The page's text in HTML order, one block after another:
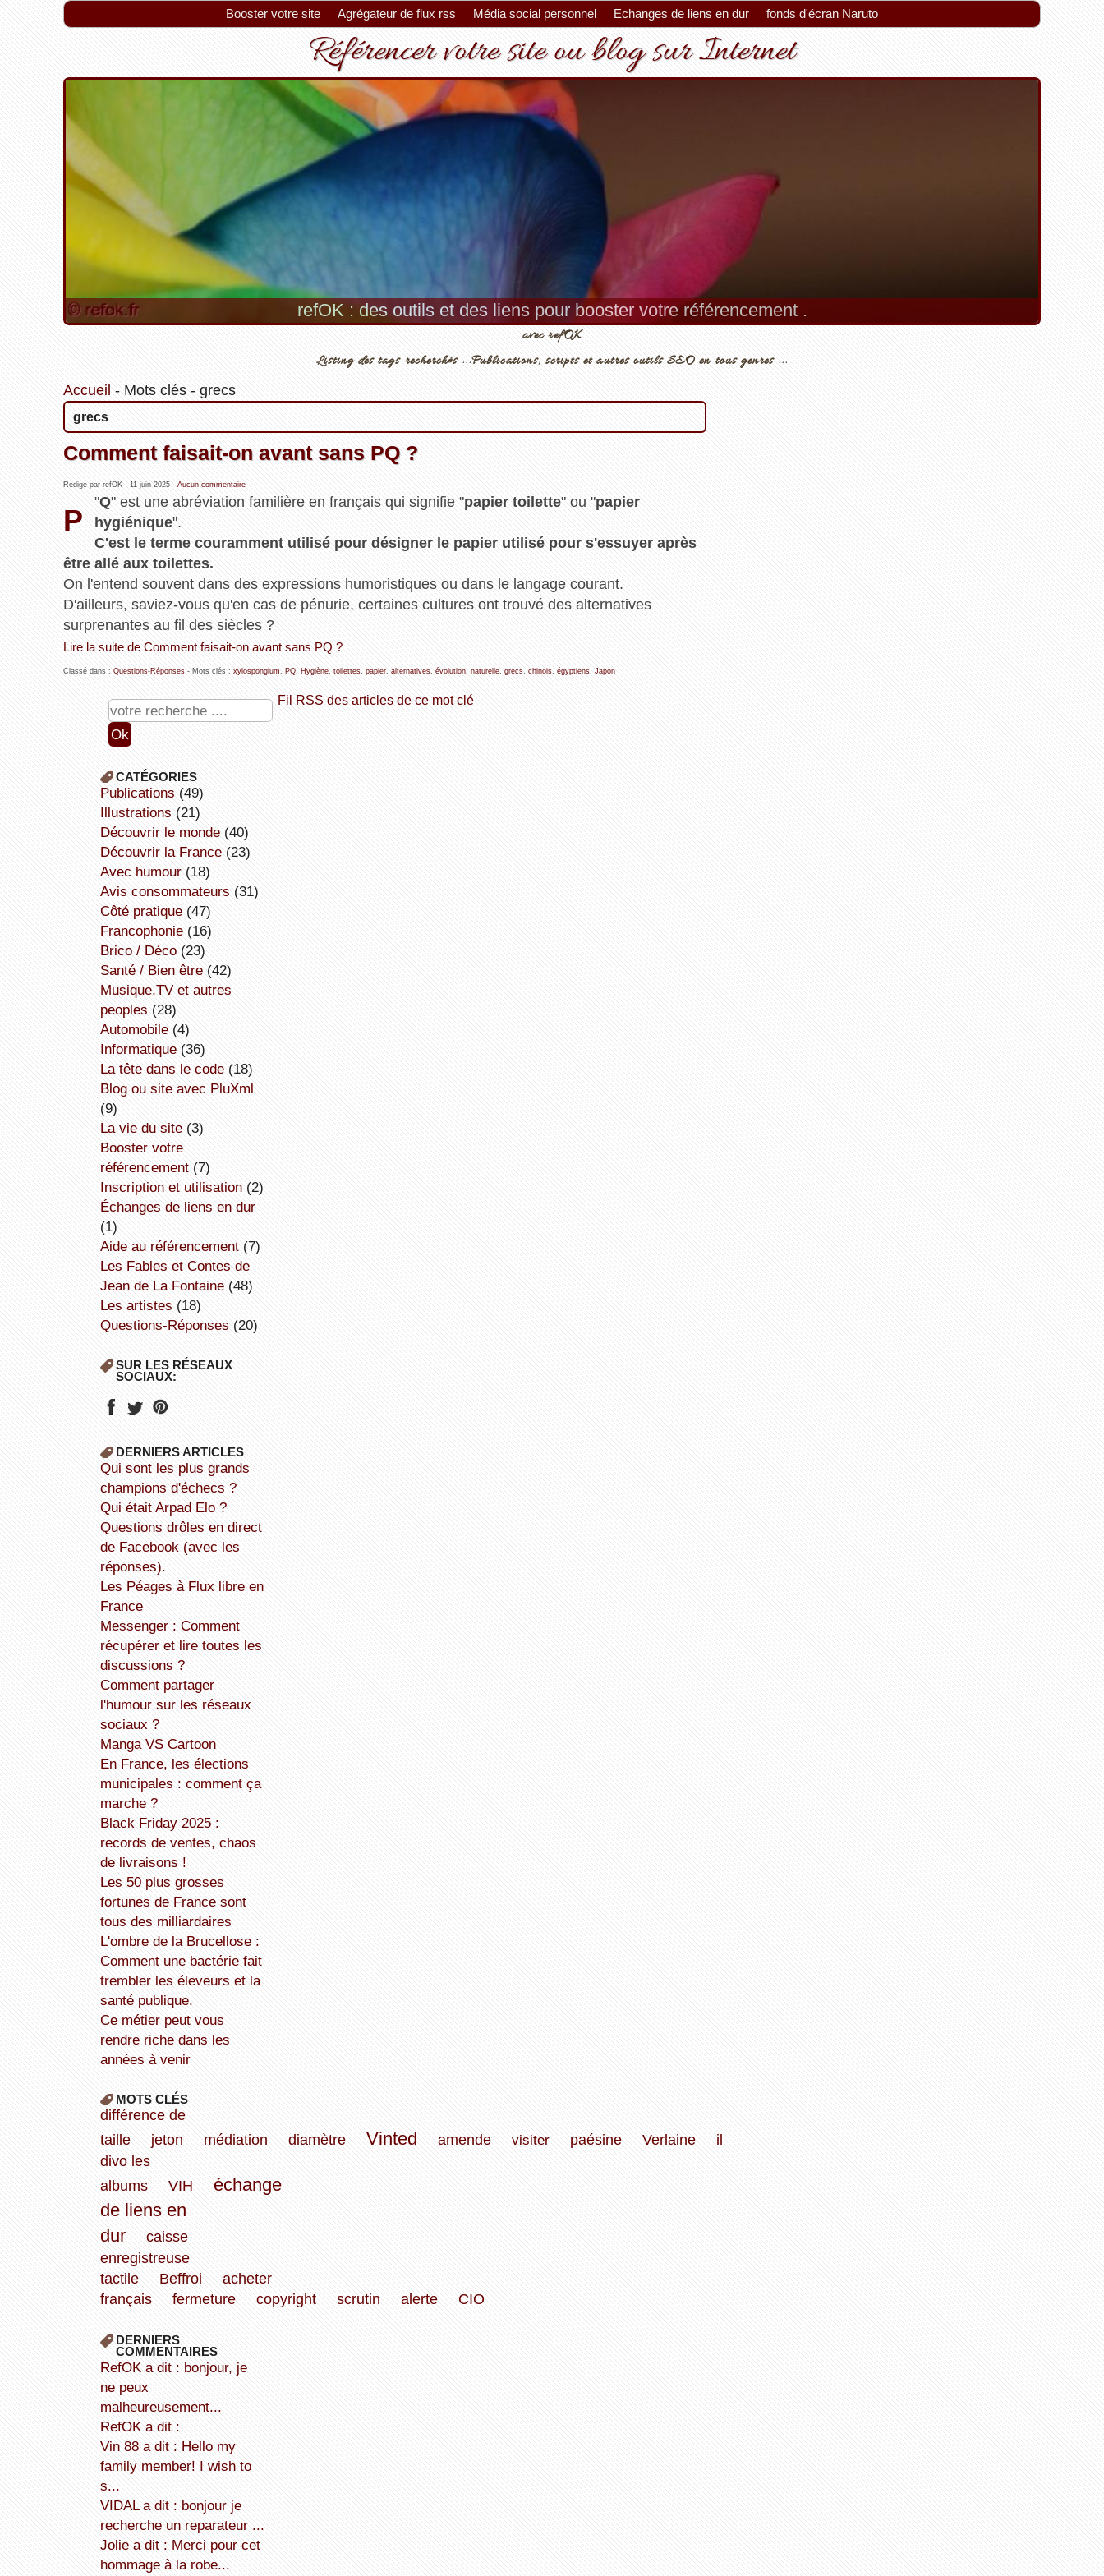
Booster votre site Agrégateur de flux rss Média social personnel Echanges de liens en dur fonds d'écran Naruto
Référencer votre site ou blog sur Internet
refOK : des outils et des liens pour booster votre référencement .
avec refOK
Listing des tags recherchés ...Publications, scripts et autres outils SEO en tous genres ...
Accueil - Mots clés- grecs
grecs
Comment faisait-on avant sans PQ ?
Rédigé par refOK - 11 juin 2025- Aucun commentaire
"
P
Q" est une abréviation familière en français qui signifie "papier toilette" ou "papier
hygiénique".
C'est le terme couramment utilisé pour désigner le papier utilisé pour s'essuyer après
être allé aux toilettes.
On l'entend souvent dans des expressions humoristiques ou dans le langage courant.
D'ailleurs, saviez-vous qu'en cas de pénurie, certaines cultures ont trouvé des alternatives
surprenantes au fil des siècles ?
Lire la suite de Comment faisait-on avant sans PQ ?
Classé dans : Questions-Réponses- Mots clés : xylospongium, PQ, Hygiène, toilettes, papier, alternatives, évolution, naturelle, grecs, chinois, égyptiens, Japon
Fil RSS des articles de ce mot clé
CATÉGORIES
publications (49)
illustrations (21)
découvrir le monde(40)
découvrir la France(23)
avec humour(18)
avis consommateurs (31)
côté pratique(47)
Francophonie(16)
Brico / Déco(23)
Santé / Bien être(42)
Musique,TV et autres
peoples (28)
Automobile(4)
informatique(36)
la tête dans le code(18)
Blog ou site avec PluXml
(9)
la vie du site(3)
booster votre
référencement(7)
inscription et utilisation(2)
échanges de liens en dur
(1)
aide au référencement(7)
Les Fables et Contes de
Jean de La Fontaine(48)
Les artistes (18)
Questions-Réponses (20)
SUR LES RÉSEAUX
SOCIAUX:
DERNIERS ARTICLES
Qui sont les plus grands
champions d'échecs ?
Qui était Arpad Elo ?
Questions drôles en direct
de Facebook (avec les
réponses).
Les Péages à Flux libre en
France
Messenger : Comment
récupérer et lire toutes les
discussions ?
Comment partager
l'humour sur les réseaux
sociaux ?
Manga VS Cartoon
En France, les élections
municipales : comment ça
marche ?
Black Friday 2025 :
records de ventes, chaos
de livraisons !
Les 50 plus grosses
fortunes de France sont
tous des milliardaires
L'ombre de la Brucellose :
Comment une bactérie fait
trembler les éleveurs et la
santé publique.
Ce métier peut vous
rendre riche dans les
années à venir
MOTS CLÉS
différence de
taille
jeton médiation diamètre Vinted amende visiter paésine Verlaine
il
divo les
albums
VIH
échange
de liens en
dur
caisse
enregistreuse
tactile
Beffroi
acheter
français
fermeture copyright scrutin alerte CIO
DERNIERS
COMMENTAIRES
refOK a dit : bonjour, je
ne peux
malheureusement...
refOK a dit :
Vin 88 a dit : Hello my
family member! I wish to
s...
VIDAL a dit : bonjour je
recherche un reparateur ...
Jolie a dit : Merci pour cet
hommage à la robe...